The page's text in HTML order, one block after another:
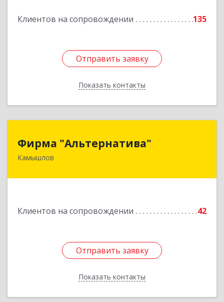
Клиентов на сопровождении 135
Отправить заявку
Показать контакты
Отправить заявку
Назад
Фирма "Альтернатива"
Камышлов
Клиентов на сопровождении 42
Отправить заявку
Показать контакты
624860, Свердловская обл, Камышлов г, Ленина
Отправить заявку
Назад